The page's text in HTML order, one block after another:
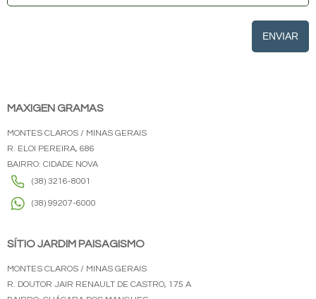
ENVIAR
MAXIGEN GRAMAS
MONTES CLAROS / MINAS GERAIS
R. ELOI PEREIRA, 686
BAIRRO: CIDADE NOVA
(38) 3216-8001
(38) 99207-6000
SÍTIO JARDIM PAISAGISMO
MONTES CLAROS / MINAS GERAIS
R. DOUTOR JAIR RENAULT DE CASTRO, 175 A